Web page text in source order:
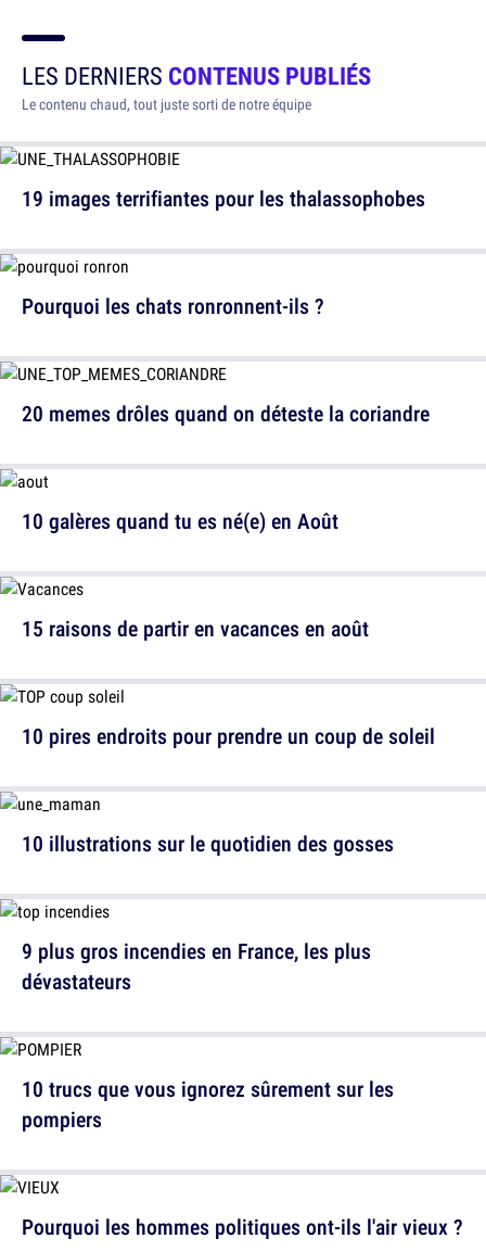
LES DERNIERS CONTENUS PUBLIÉS
Le contenu chaud, tout juste sorti de notre équipe
19 images terrifiantes pour les thalassophobes
20 memes drôles quand on déteste la coriandre
15 raisons de partir en vacances en août
10 illustrations sur le quotidien des gosses
10 trucs que vous ignorez sûrement sur les
pompiers
Pourquoi les chats ronronnent-ils ?
10 galères quand tu es né(e) en Août
10 pires endroits pour prendre un coup de soleil
9 plus gros incendies en France, les plus
dévastateurs
Pourquoi les hommes politiques ont-ils l'air vieux ?